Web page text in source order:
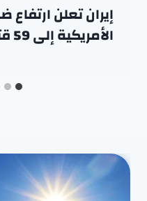
إيران تعلن ارتفاع
الأمريكية إلى 59 قتيلاً و666 مصاباً